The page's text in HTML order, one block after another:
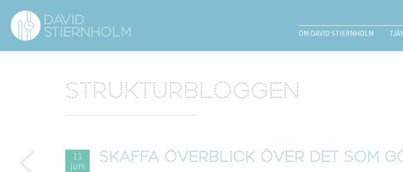
Sidhuvud
Navigering OM DAVID STIERNHOLM
Strukturbloggen
11
juni
Skaffa överblick över det som